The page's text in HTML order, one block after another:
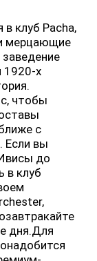
клуб Pacha,
мерцающие
1920-х
чтобы
с
Если вы
до
в клуб
дня.Для